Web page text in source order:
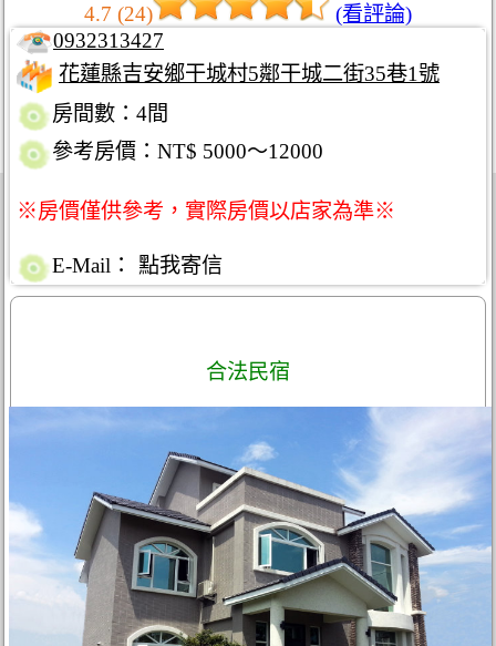
4.7 (24)
(看評論)
0932313427
花蓮縣吉安鄉干城村5鄰干城二街35巷1號
房間數：4間
參考房價：NT$ 5000～12000
※房價僅供參考，實際房價以店家為準※
E-Mail： 點我寄信
合法民宿